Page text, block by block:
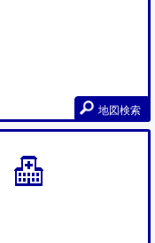
地図検索